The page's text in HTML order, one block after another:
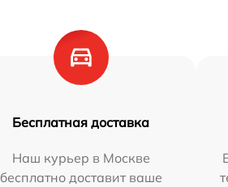
Бесплатная доставка
Наш курьер в Москве
бесплатно доставит ваше